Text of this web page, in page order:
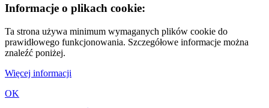
Informacje o plikach cookie:
Ta strona używa minimum wymaganych plików cookie do
prawidłowego funkcjonowania. Szczegółowe informacje można
znaleźć poniżej.
Więcej informacji
OK